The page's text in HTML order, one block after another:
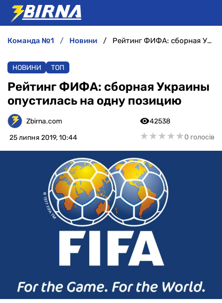
АНАЛІТИКА
ІНТЕРВ'Ю
РІЗНЕ
команда №1 новини Рейтинг ФИФА: сборная Украины опустилась на одну позицию
НОВИНИ ТОП
Рейтинг ФИФА: сборная Украины
опустилась на одну позицию
Zbirna.com
25 липня 2019, 10:44
42538
★★★★★
★★★★★0 голосів